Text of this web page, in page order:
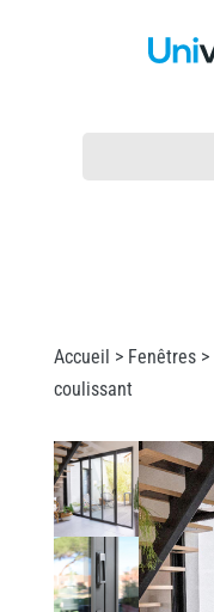
Accueil > Fenêtres>
coulissant